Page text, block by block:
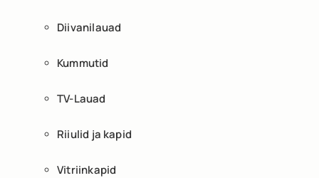
Diivanilauad
Kummutid
TV-Lauad
Riiulid ja kapid
Vitriinkapid